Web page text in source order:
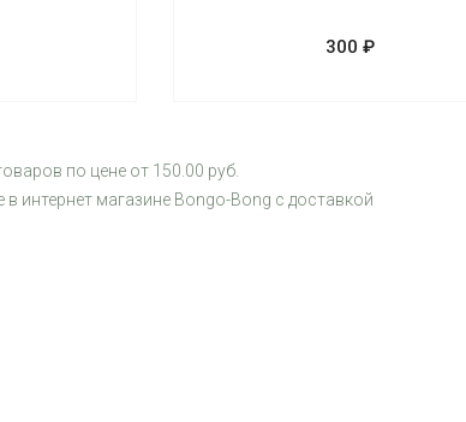
300 ₽
по цене от 150.00 руб.
интернет магазине Bongo-Bong с доставкой